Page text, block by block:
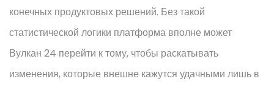
конечных продуктовых решений. Без такой
статистической логики платформа вполне может
Вулкан 24 перейти к тому, чтобы раскатывать
изменения, которые внешне кажутся удачными лишь в